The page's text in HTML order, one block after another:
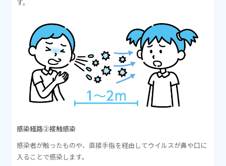
す。
感染経路②接触感染
感染者が触ったものや、直接手指を経由してウイルスが鼻や口に
入ることで感染します。